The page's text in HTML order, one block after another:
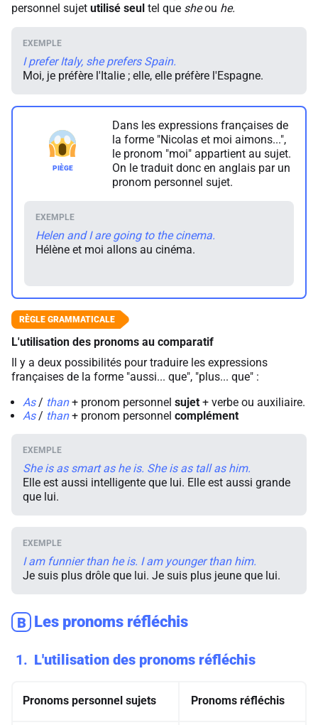
personnel sujet utilisé seul tel que sheou he.
I prefer Italy, she prefers Spain.
Moi, je préfère l'Italie ; elle, elle préfère l'Espagne.
Dans les expressions françaises de
la forme "Nicolas et moi aimons...",
le pronom "moi" appartient au sujet.
On le traduit donc en anglais par un
pronom personnel sujet.
Helen and I are going to the cinema.
Hélène et moi allons au cinéma.
L'utilisation des pronoms au comparatif
Il y a deux possibilités pour traduire les expressions
françaises de la forme "aussi... que", "plus... que" :
As/ than+ pronom personnel sujet + verbe ou auxiliaire.
As/ than + pronom personnel complément
She is as smart as he is. She is as tall as him.
Elle est aussi intelligente que lui. Elle est aussi grande
que lui.
I am funnier than he is. I am younger than him.
Je suis plus drôle que lui. Je suis plus jeune que lui.
B Les pronoms réfléchis
1 L'utilisation des pronoms réfléchis
Pronoms personnel sujets Pronoms réfléchis